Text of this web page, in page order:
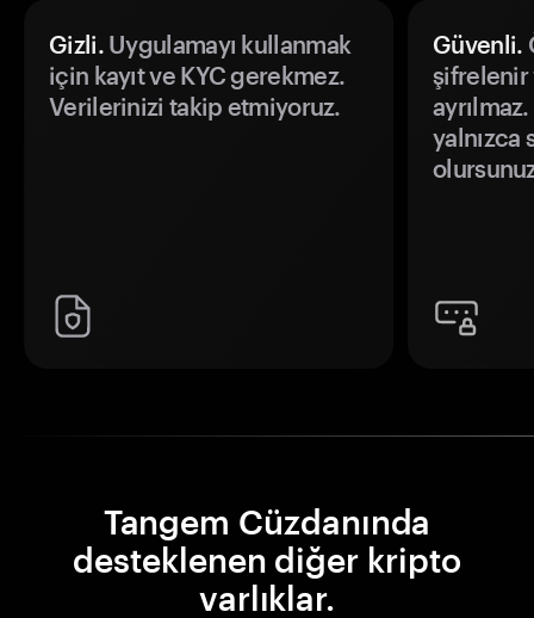
Gizli.Uygulamayı kullanmak
için kayıt ve KYC gerekmez.
Verilerinizi takip etmiyoruz.
Güvenli.
şifrelenir
yalnızca
Tangem Cüzdanında
desteklenen diğer kripto
varlıklar.